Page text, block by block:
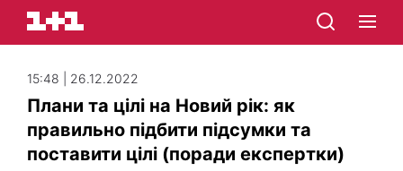
15:48 | 26.12.2022
Плани та цілі на Новий рік: як
правильно підбити підсумки та
поставити цілі (поради експертки)